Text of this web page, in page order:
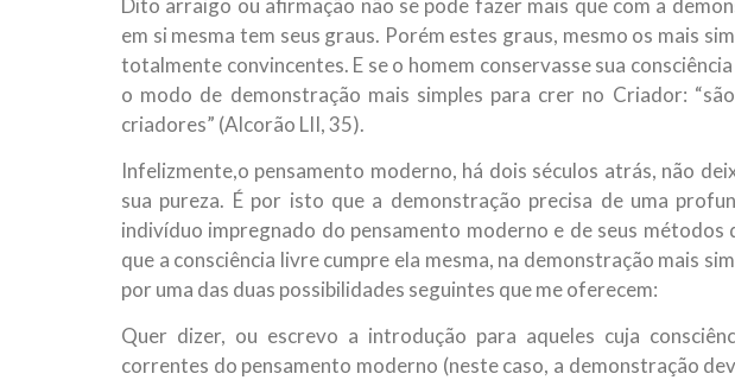
Dito arraigo ou afirmação não se pode fazer mais que com a
em si mesma tem seus graus. Porém estes graus, mesmo os mais
totalmente convincentes. E se o homem conservasse sua
o modo de demonstração mais simples para crer no Criador:
criadores” (Alcorão LII, 35).
Infelizmente,o pensamento moderno, há dois séculos atrás, não
sua pureza. É por isto que a demonstração precisa de uma
indivíduo impregnado do pensamento moderno e de seus métodos
que a consciência livre cumpre ela mesma, na demonstração mais
por uma das duas possibilidades seguintes que me oferecem:
Quer dizer, ou escrevo a introdução para aqueles cuja
correntes do pensamento moderno (neste caso, a demonstração